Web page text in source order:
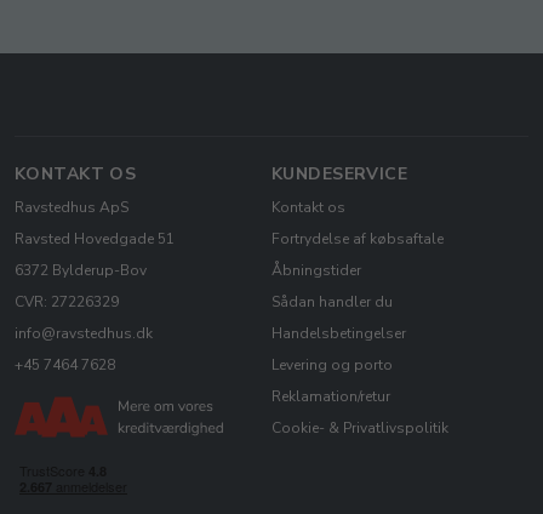
KONTAKT OS
Ravstedhus ApS
Ravsted Hovedgade 51
6372 Bylderup-Bov
CVR: 27226329
info@ravstedhus.dk
+45 7464 7628
KUNDESERVICE
Kontakt os
Fortrydelse af købsaftale
Åbningstider
Sådan handler du
Handelsbetingelser
Levering og porto
Reklamation/retur
Cookie- & Privatlivspolitik